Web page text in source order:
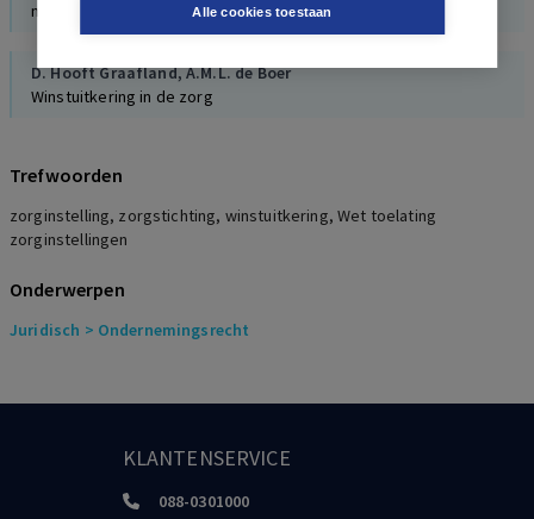
Alle cookies toestaan
Omzetting van rechtspersonen, 2010
medisch-specialistische zorg
D. Hooft Graafland,A.M.L. de Boer
Winstuitkering in de zorg
Trefwoorden
zorginstelling, zorgstichting, winstuitkering, Wet toelating
zorginstellingen
Onderwerpen
Juridisch > Ondernemingsrecht
KLANTENSERVICE
088-0301000